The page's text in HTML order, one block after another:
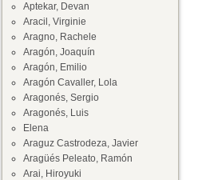
Aptekar, Devan
Aracil, Virginie
Aragno, Rachele
Aragón, Joaquín
Aragón, Emilio
Aragón Cavaller, Lola
Aragonés, Sergio
Aragonés, Luis
Elena
Araguz Castrodeza, Javier
Aragüés Peleato, Ramón
Arai, Hiroyuki